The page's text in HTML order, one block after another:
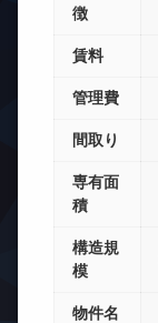
徴
賃料
管理費
間取り
専有面
積
構造規
模
物件名